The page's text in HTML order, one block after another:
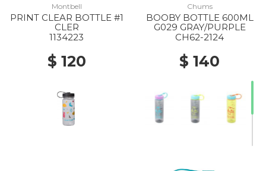
Montbell
PRINT CLEAR BOTTLE #1
CLER
1134223
$ 120
Chums
BOOBY BOTTLE 600ML
G029 GRAY/PURPLE
CH62-2124
$ 140